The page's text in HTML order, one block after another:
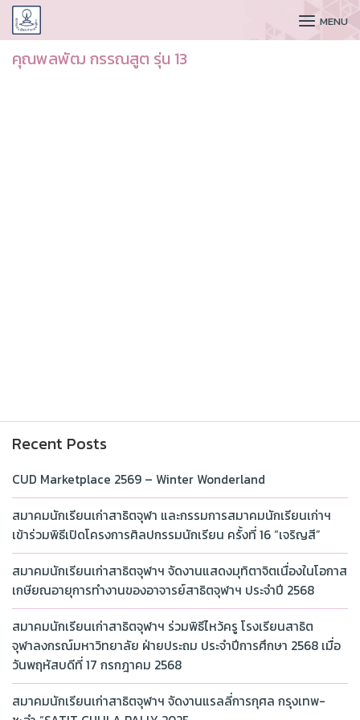
CUDAA MENU
คุณพลพัฒ กรรณสูต รุ่น 13
Recent Posts
CUD Marketplace 2569 – Winter Wonderland
สมาคมนักเรียนเก่าสาธิตจุฬา และกรรมการสมาคมนักเรียนเก่าฯ
เข้าร่วมพิธีเปิดโครงการศิลปกรรมนักเรียน ครั้งที่ 16 “เจริญสี”
สมาคมนักเรียนเก่าสาธิตจุฬาฯ จัดงานแสดงมุทิตาจิตเนื่องในโอกาส
เกษียณอายุการทำงานของอาจารย์สาธิตจุฬาฯ ประจำปี 2568
สมาคมนักเรียนเก่าสาธิตจุฬาฯ ร่วมพิธีไหว้ครู โรงเรียนสาธิต
จุฬาลงกรณ์มหาวิทยาลัย ฝ่ายประถม ประจำปีการศึกษา 2568 เมื่อ
วันพฤหัสบดีที่ 17 กรกฎาคม 2568
สมาคมนักเรียนเก่าสาธิตจุฬาฯ จัดงานแรลลี่การกุศล กรุงเทพ-